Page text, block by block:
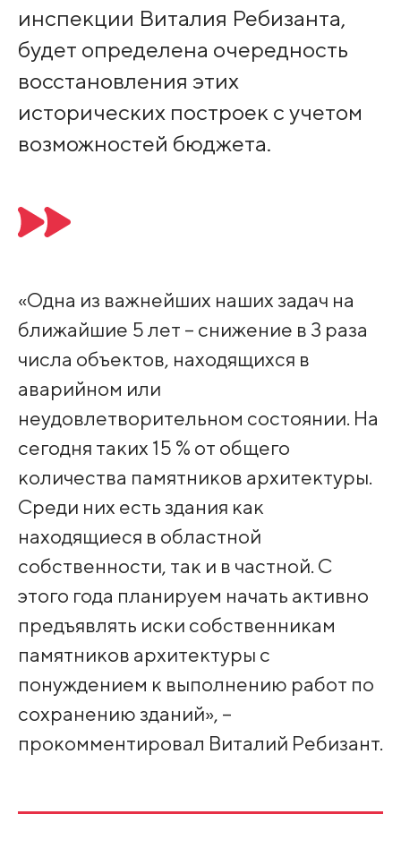
инспекции Виталия Ребизанта,
будет определена очередность
восстановления этих
исторических построек с учетом
возможностей бюджета.
«Одна из важнейших наших задач на
ближайшие 5 лет – снижение в 3 раза
числа объектов, находящихся в
аварийном или
неудовлетворительном состоянии. На
сегодня таких 15 % от общего
количества памятников архитектуры.
Среди них есть здания как
находящиеся в областной
собственности, так и в частной. С
этого года планируем начать активно
предъявлять иски собственникам
памятников архитектуры с
понуждением к выполнению работ по
сохранению зданий», –
прокомментировал Виталий Ребизант.